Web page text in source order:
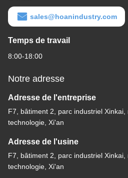
sales@hoanindustry.com
Temps de travail
8:00-18:00
Notre adresse
Adresse de l'entreprise
F7, bâtiment 2, parc industriel
technologie, Xi'an
Adresse de l'usine
F7, bâtiment 2, parc industriel
technologie, Xi'an